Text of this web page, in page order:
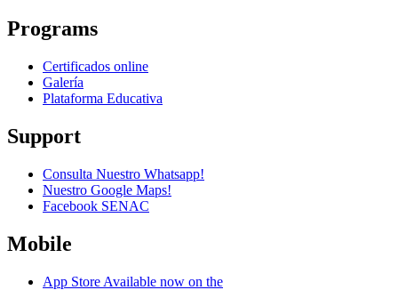
Programs
Certificados online
Galería
Plataforma Educativa
Support
Consulta Nuestro Whatsapp!
Nuestro Google Maps!
Facebook SENAC
Mobile
App Store Available now on the